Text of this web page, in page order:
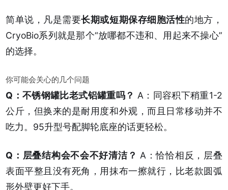
简单说，凡是需要长期或短期保存细胞活性的地方，
CryoBio系列就是那个“放哪都不违和、用起来不操心”
的选择。
你可能会关心的几个问题
Q：不锈钢罐比老式铝罐重吗？ A：同容积下稍重1-2
公斤，但换来的是耐用度和外观，而且日常移动并不
吃力。95升型号配脚轮底座的话更轻松。
Q：层叠结构会不会不好清洁？ A：恰恰相反，层叠
表面平整且没有死角，用抹布一擦就行，比老款圆弧
形外壁更好下手。